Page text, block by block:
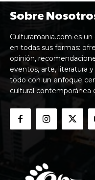
Sobre
Culturamania.com es
en todas sus formas:
opinión,
eventos, arte, literatura
todo con un enfoque
cultural contemporánea